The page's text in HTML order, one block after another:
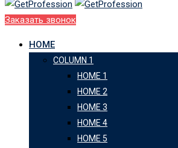
Заказать звонок
HOME
COLUMN 1
HOME 1
HOME 2
HOME 3
HOME 4
HOME 5